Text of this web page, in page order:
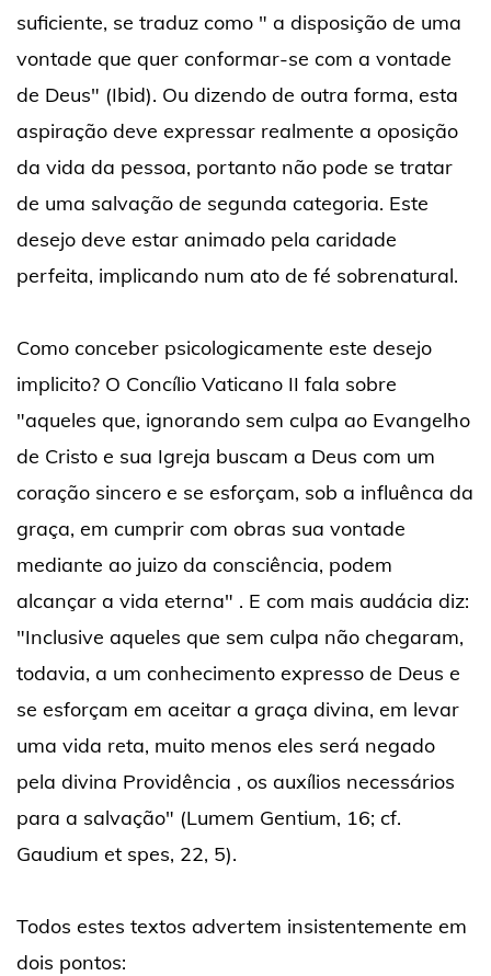
suficiente, se traduz como " a disposição de uma
vontade que quer conformar-se com a vontade
de Deus" (Ibid). Ou dizendo de outra forma, esta
aspiração deve expressar realmente a oposição
da vida da pessoa, portanto não pode se tratar
de uma salvação de segunda categoria. Este
desejo deve estar animado pela caridade
perfeita, implicando num ato de fé sobrenatural.
Como conceber psicologicamente este desejo
implicito? O Concílio Vaticano II fala sobre
"aqueles que, ignorando sem culpa ao Evangelho
de Cristo e sua Igreja buscam a Deus com um
coração sincero e se esforçam, sob a influênca da
graça, em cumprir com obras sua vontade
mediante ao juizo da consciência, podem
alcançar a vida eterna" . E com mais audácia diz:
"Inclusive aqueles que sem culpa não chegaram,
todavia, a um conhecimento expresso de Deus e
se esforçam em aceitar a graça divina, em levar
uma vida reta, muito menos eles será negado
pela divina Providência , os auxílios necessários
para a salvação" (Lumem Gentium, 16; cf.
Gaudium et spes, 22, 5).
Todos estes textos advertem insistentemente em
dois pontos: